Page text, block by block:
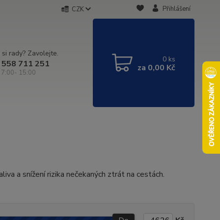
CZK Přihlášení
rady? Zavolejte.
711 251
7:00- 15:00
0 ks
za 0,00 Kč
a snížení rizika nečekaných ztrát na cestách.